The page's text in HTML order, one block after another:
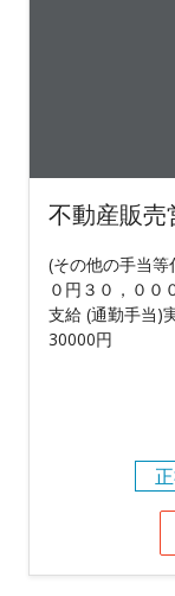
不動産販売
(その他の手当
０円３０，００
支給 (通勤手当)
30000円